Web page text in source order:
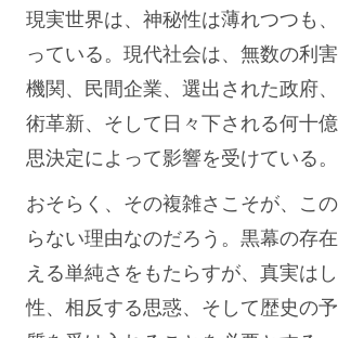
現実世界は、神秘性は薄れつつも
っている。現代社会は、無数の利
機関、民間企業、選出された政府
術革新、そして日々下される何十
思決定によって影響を受けている。
おそらく、その複雑さこそが、こ
らない理由なのだろう。黒幕の存
える単純さをもたらすが、真実は
性、相反する思惑、そして歴史の